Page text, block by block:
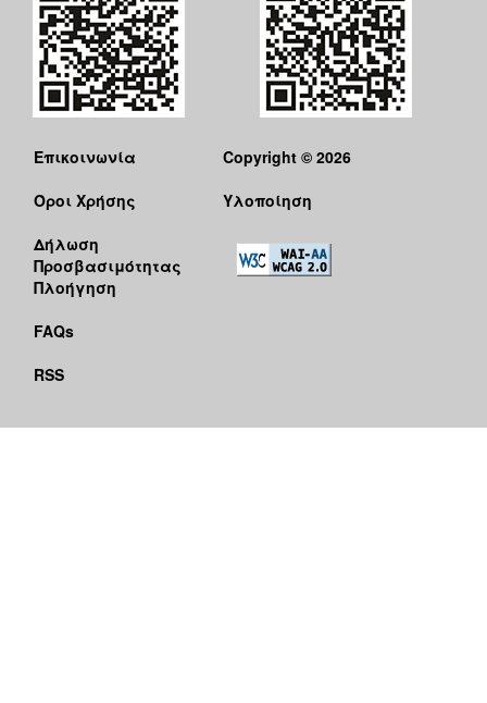
Επικοινωνία
Όροι Χρήσης
Δήλωση
Προσβασιμότητας
Πλοήγηση
FAQs
RSS
Copyright © 2026
Υλοποίηση